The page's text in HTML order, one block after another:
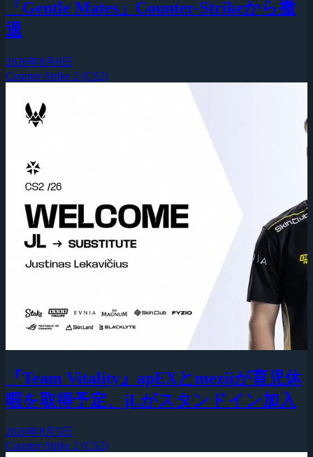
「Gentle Mates」Counter-Strikeから撤
退
2026年8月8日
Counter-Strike 2 (CS2)
『Team Vitality』apEXとmeziiが育児休
暇を取得予定、jLがスタンドイン加入
2026年8月5日
Counter-Strike 2 (CS2)